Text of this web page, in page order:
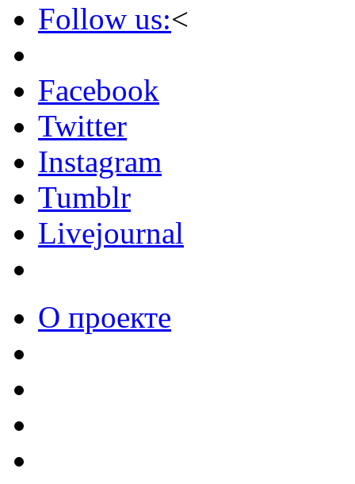
Follow us:<
Facebook
Twitter
Instagram
Tumblr
Livejournal
О проекте